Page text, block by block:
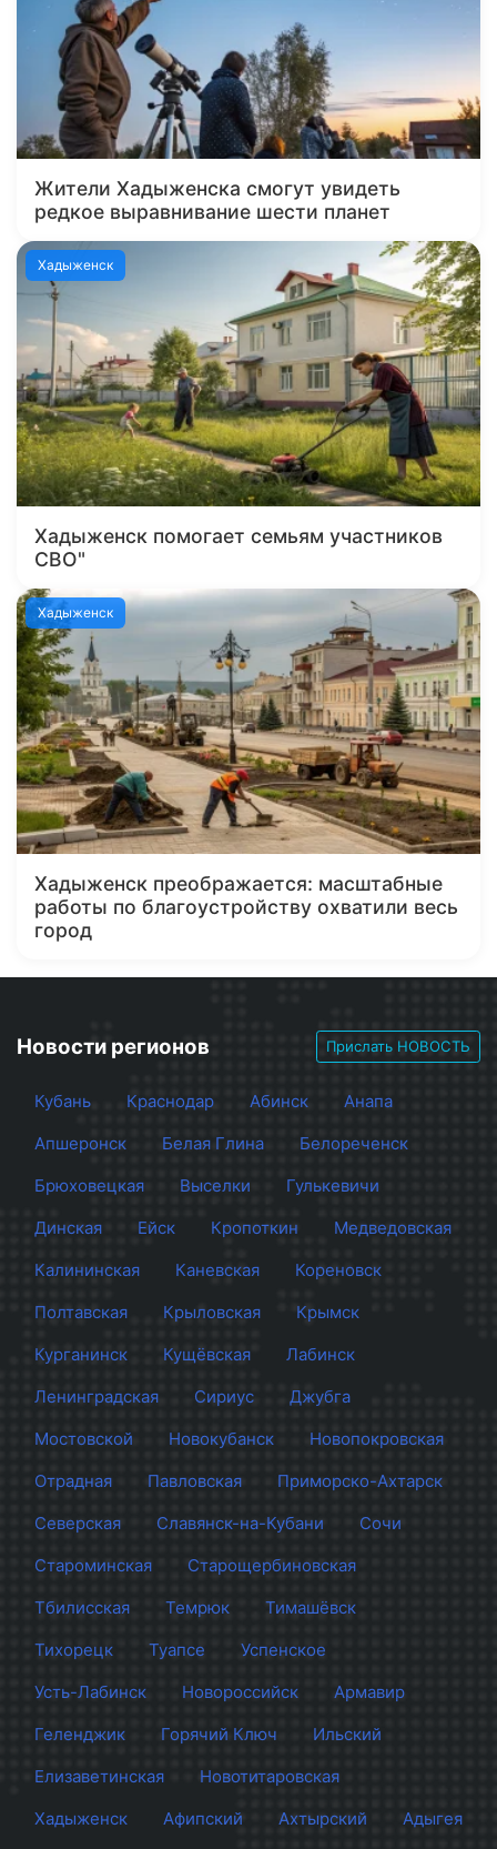
Жители Хадыженска смогут увидеть
редкое выравнивание шести планет
Хадыженск
Хадыженск помогает семьям участников
СВО"
Хадыженск
Хадыженск преображается: масштабные
работы по благоустройству охватили весь
город
Новости регионов Прислать НОВОСТЬ
Кубань Краснодар Абинск
Анапа
Апшеронск
Белая Глина
Белореченск
Брюховецкая
Выселки
Гулькевичи
Динская
Ейск Кропоткин
Медведовская
Калининская
Каневская
Кореновск
Полтавская
Крыловская
Крымск
Курганинск
Кущёвская
Лабинск
Ленинградская
Сириус
Джубга
Мостовской
Новокубанск
Новопокровская
Отрадная
Павловская
Приморско-Ахтарск
Северская
Славянск-на-Кубани
Сочи
Староминская
Старощербиновская
Тбилисская
Темрюк
Тимашёвск
Тихорецк
Туапсе
Успенское
Усть-Лабинск
Новороссийск
Армавир
Геленджик
Горячий Ключ
Ильский
Елизаветинская
Новотитаровская
Хадыженск
Афипский Ахтырский Адыгея